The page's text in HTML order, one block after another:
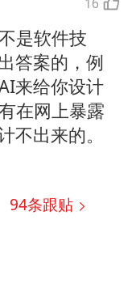
是软件技
答案的，例
来给你设计
在网上暴露
不出来的。
94条跟贴